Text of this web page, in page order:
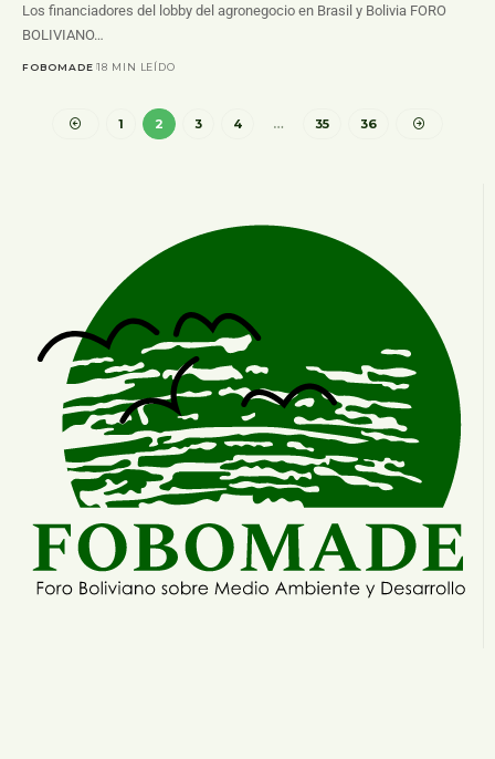
Los financiadores del lobby del agronegocio en Brasil y Bolivia FORO
BOLIVIANO…
FOBOMADE 18 MIN LEÍDO
1 2 3 4 … 35 36